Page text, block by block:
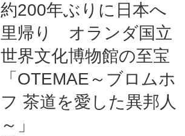
約200年ぶりに日本へ
里帰り オランダ国立
世界文化博物館の至宝
「OTEMAE～ブロムホ
フ 茶道を愛した異邦人
～」